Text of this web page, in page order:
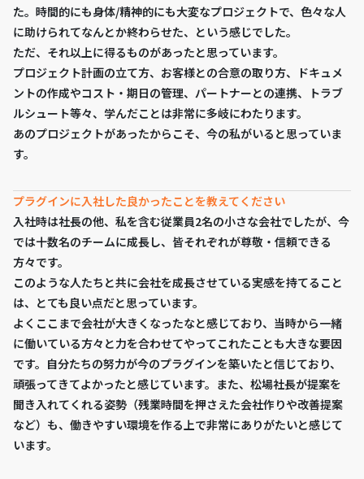
た。時間的にも身体/精神的にも大変なプロジェクトで、色々な人
に助けられてなんとか終わらせた、という感じでした。
ただ、それ以上に得るものがあったと思っています。
プロジェクト計画の立て方、お客様との合意の取り方、ドキュメ
ントの作成やコスト・期日の管理、パートナーとの連携、トラブ
ルシュート等々、学んだことは非常に多岐にわたります。
あのプロジェクトがあったからこそ、今の私がいると思っていま
す。
プラグインに入社した良かったことを教えてください
入社時は社長の他、私を含む従業員2名の小さな会社でしたが、今
では十数名のチームに成長し、皆それぞれが尊敬・信頼できる
方々です。
このような人たちと共に会社を成長させている実感を持てること
は、とても良い点だと思っています。
よくここまで会社が大きくなったなと感じており、当時から一緒
に働いている方々と力を合わせてやってこれたことも大きな要因
です。自分たちの努力が今のプラグインを築いたと信じており、
頑張ってきてよかったと感じています。また、松場社長が提案を
聞き入れてくれる姿勢（残業時間を押さえた会社作りや改善提案
など）も、働きやすい環境を作る上で非常にありがたいと感じて
います。